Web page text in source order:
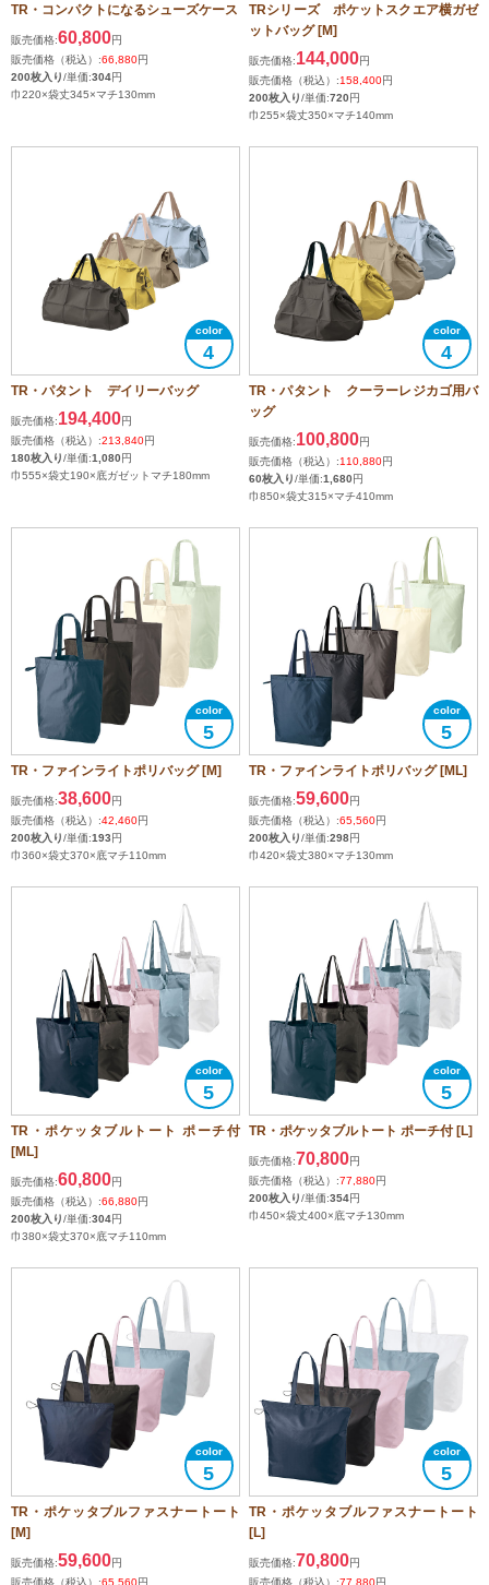
TR・コンパクトになるシューズケース
販売価格:60,800円
販売価格（税込）:66,880円
200枚入り/単価:304円
巾220×袋丈345×マチ130mm
TRシリーズ ポケットスクエア横ガゼ
ットバッグ [M]
販売価格:144,000円
販売価格（税込）:158,400円
200枚入り/単価:720円
巾255×袋丈350×マチ140mm
4
TR・パタント デイリーバッグ
販売価格:194,400円
販売価格（税込）:213,840円
180枚入り/単価:1,080円
巾555×袋丈190×底ガゼットマチ180mm
4
TR・パタント クーラーレジカゴ用バ
ッグ
販売価格:100,800円
販売価格（税込）:110,880円
60枚入り/単価:1,680円
巾850×袋丈315×マチ410mm
5
TR・ファインライトポリバッグ [M]
販売価格:38,600円
販売価格（税込）:42,460円
200枚入り/単価:193円
巾360×袋丈370×底マチ110mm
5
TR・ファインライトポリバッグ [ML]
販売価格:59,600円
販売価格（税込）:65,560円
200枚入り/単価:298円
巾420×袋丈380×マチ130mm
5
TR・ポケッタブルトート ポーチ付
[ML]
販売価格:60,800円
販売価格（税込）:66,880円
200枚入り/単価:304円
巾380×袋丈370×底マチ110mm
5
TR・ポケッタブルトート ポーチ付 [L]
販売価格:70,800円
販売価格（税込）:77,880円
200枚入り/単価:354円
巾450×袋丈400×底マチ130mm
5
TR・ポケッタブルファスナートート
[M]
販売価格:59,600円
販売価格（税込）:65,560円
5
TR・ポケッタブルファスナートート
[L]
販売価格:70,800円
販売価格（税込）:77,880円